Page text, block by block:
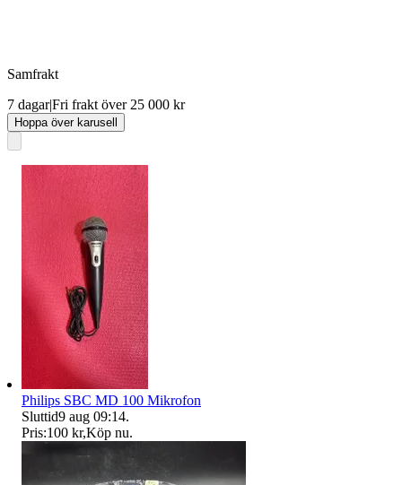
Samfrakt
7 dagar|Fri frakt över 25 000 kr
Hoppa över karusell
Philips SBC MD 100 Mikrofon
Sluttid9 aug 09:14.
Pris:100 kr,Köp nu.